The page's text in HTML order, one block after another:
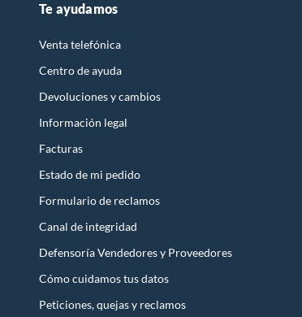
Te ayudamos
Venta telefónica
Centro de ayuda
Devoluciones y cambios
Información legal
Facturas
Estado de mi pedido
Formulario de reclamos
Canal de integridad
Defensoría Vendedores y Proveedores
Cómo cuidamos tus datos
Peticiones, quejas y reclamos